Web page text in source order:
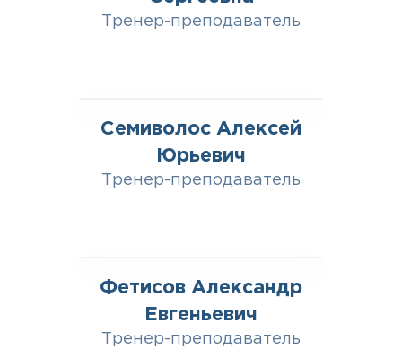
Тренер-преподаватель
Семиволос Алексей
Юрьевич
Тренер-преподаватель
Фетисов Александр
Евгеньевич
Тренер-преподаватель